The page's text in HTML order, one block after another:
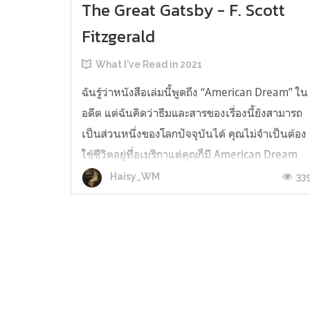
The Great Gatsby - F. Scott
Fitzgerald
What I've Read in 2021
ฉันรู้ว่าหนังสือเล่มนี้พูดถึง “American Dream” ใน
อดีต แต่ฉันคิดว่าธีมและสารของเรื่องนี้ยังสามารถ
เป็นส่วนหนึ่งของโลกปัจจุบันได้ คุณไม่จำเป็นต้อง
ใช้ชีวิตอยู่ที่อเมริกาแต่คุณก็มี American Dream
ได้ อย่างไรก็ตามความต้องการของพวกเรามักจะสูง
กว่า American Dream เสมอ พวกเราต่างล้มเหลว
Haisy_WM